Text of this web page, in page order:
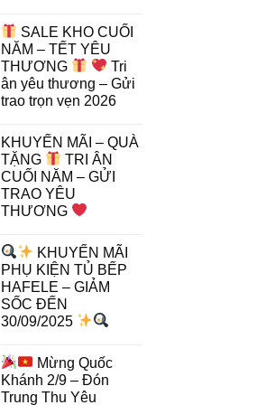
SALE KHO CUỐI
NĂM – TẾT YÊU
THƯƠNG
Tri
ân yêu thương – Gửi
trao trọn vẹn 2026
KHUYẾN MÃI – QUÀ
TẶNG
TRI ÂN
CUỐI NĂM – GỬI
TRAO YÊU
THƯƠNG
KHUYẾN MÃI
PHỤ KIỆN TỦ BẾP
HAFELE – GIẢM
SỐC ĐẾN
30/09/2025
Mừng Quốc
Khánh 2/9 – Đón
Trung Thu Yêu